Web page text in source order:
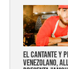
EL CANTANTE Y
VENEZOLANO,